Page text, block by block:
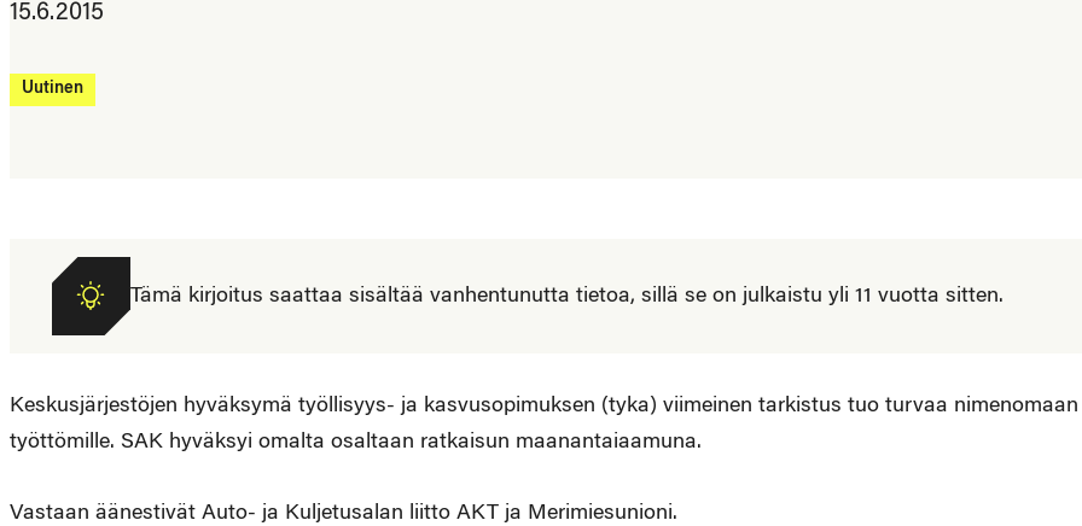
15.6.2015
Uutinen
Tämä kirjoitus saattaa sisältää vanhentunutta tietoa, sillä se on julkaistu yli 11 vuotta sitten.
Keskusjärjestöjen hyväksymä työllisyys- ja kasvusopimuksen (tyka) viimeinen tarkistus tuo turvaa nimenomaan
työttömille. SAK hyväksyi omalta osaltaan ratkaisun maanantaiaamuna.
Vastaan äänestivät Auto- ja Kuljetusalan liitto AKT ja Merimiesunioni.